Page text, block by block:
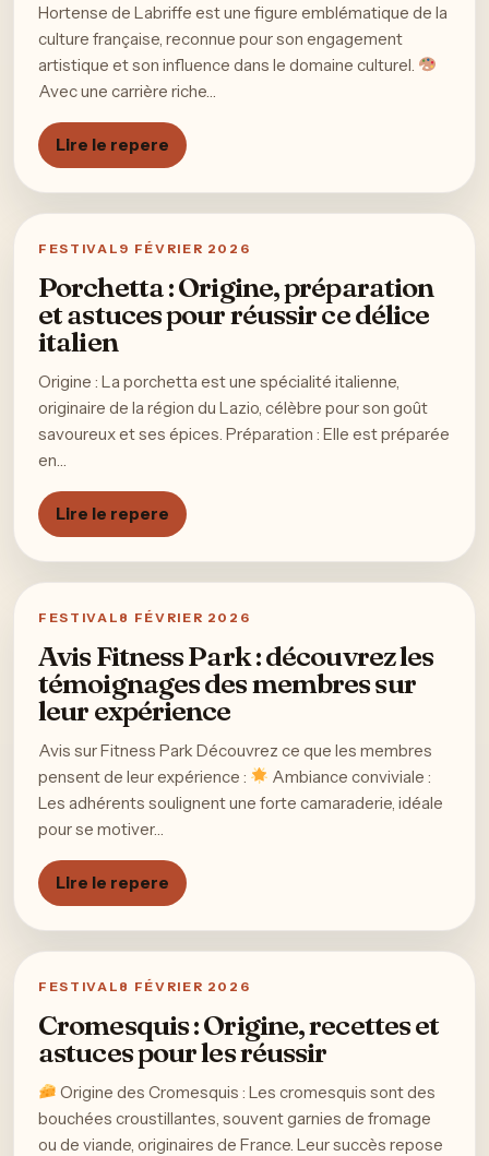
Hortense de Labriffe est une figure emblématique de la
culture française, reconnue pour son engagement
artistique et son influence dans le domaine culturel.
Avec une carrière riche…
Lire le repere
FESTIVAL 9 FÉVRIER 2026
Porchetta : Origine, préparation
et astuces pour réussir ce délice
italien
Origine : La porchetta est une spécialité italienne,
originaire de la région du Lazio, célèbre pour son goût
savoureux et ses épices. Préparation : Elle est préparée
en…
Lire le repere
FESTIVAL 8 FÉVRIER 2026
Avis Fitness Park : découvrez les
témoignages des membres sur
leur expérience
Avis sur Fitness Park Découvrez ce que les membres
pensent de leur expérience :
Ambiance conviviale :
Les adhérents soulignent une forte camaraderie, idéale
pour se motiver…
Lire le repere
FESTIVAL 8 FÉVRIER 2026
Cromesquis : Origine, recettes et
astuces pour les réussir
Origine des Cromesquis : Les cromesquis sont des
bouchées croustillantes, souvent garnies de fromage
ou de viande, originaires de France. Leur succès repose